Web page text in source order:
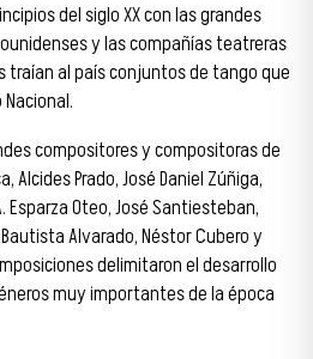
del siglo XX con las grandes
y las compañías teatreras
traían al país conjuntos de tango que
compositores y compositoras de
Alcides Prado, José Daniel Zúñiga,
Esparza Oteo, José Santiesteban,
Alvarado, Néstor Cubero y
delimitaron el desarrollo
muy importantes de la época